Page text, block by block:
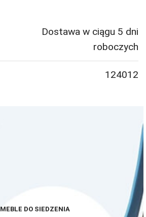
Dostawa w ciągu 5 dni
roboczych
124012
MEBLE DO SIEDZENIA